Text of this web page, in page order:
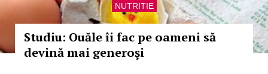
NUTRITIE
Studiu: Ouăle îi fac pe oameni să
devină mai generoşi